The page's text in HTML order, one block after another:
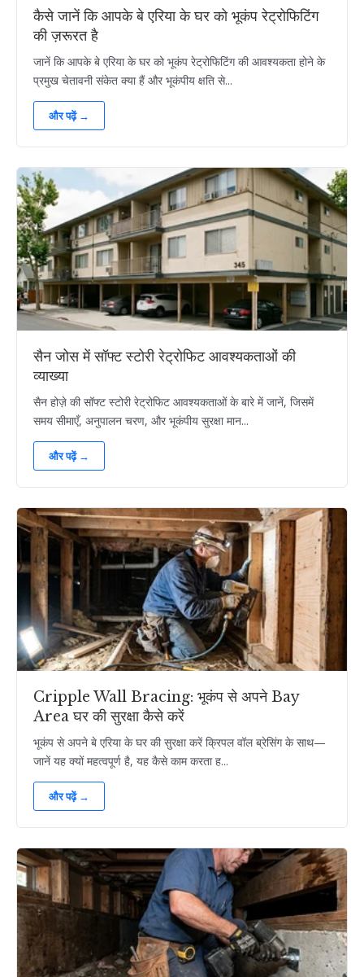
कैसे जानें कि आपके बे एरिया के घर को भूकंप रेट्रोफिटिंग
की ज़रूरत है
जानें कि आपके बे एरिया के घर को भूकंप रेट्रोफिटिंग की आवश्यकता होने के
प्रमुख चेतावनी संकेत क्या हैं और भूकंपीय क्षति से...
और पढ़ें →
सैन जोस में सॉफ्ट स्टोरी रेट्रोफिट आवश्यकताओं की
व्याख्या
सैन होज़े की सॉफ्ट स्टोरी रेट्रोफिट आवश्यकताओं के बारे में जानें, जिसमें
समय सीमाएँ, अनुपालन चरण, और भूकंपीय सुरक्षा मान...
और पढ़ें →
Cripple Wall Bracing: भूकंप से अपने Bay
Area घर की सुरक्षा कैसे करें
भूकंप से अपने बे एरिया के घर की सुरक्षा करें क्रिपल वॉल ब्रेसिंग के साथ—
जानें यह क्यों महत्वपूर्ण है, यह कैसे काम करता ह...
और पढ़ें →